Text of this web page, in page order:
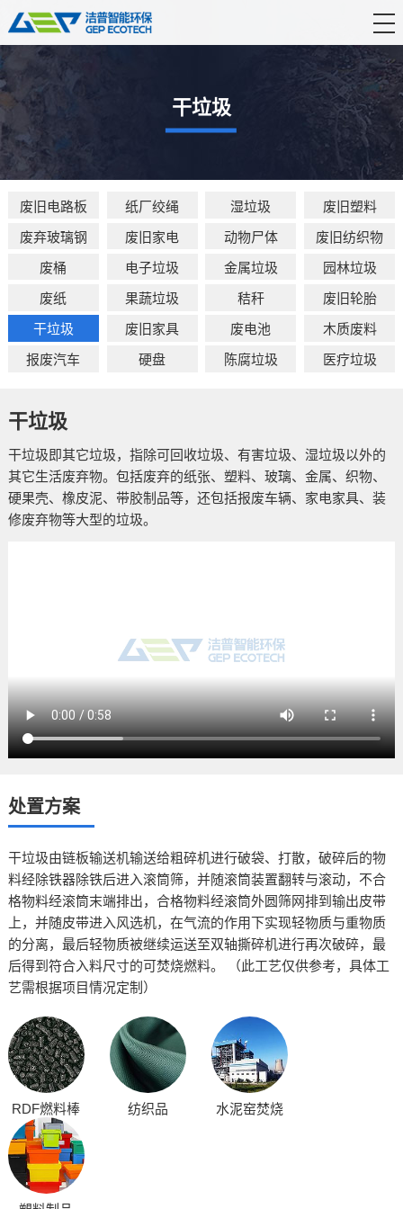
产品中心
解决方案
新闻资讯
联系我们
干垃圾
废旧电路板 纸厂绞绳 湿垃圾 废旧塑料
废弃玻璃钢 废旧家电 动物尸体 废旧纺织物
废桶 电子垃圾 金属垃圾 园林垃圾
废纸 果蔬垃圾 秸秆 废旧轮胎
干垃圾 废旧家具 废电池 木质废料
报废汽车 硬盘 陈腐垃圾 医疗垃圾
干垃圾
干垃圾即其它垃圾，指除可回收垃圾、有害垃圾、湿垃圾以外的
其它生活废弃物。包括废弃的纸张、塑料、玻璃、金属、织物、
硬果壳、橡皮泥、带胶制品等，还包括报废车辆、家电家具、装
修废弃物等大型的垃圾。
处置方案
干垃圾由链板输送机输送给粗碎机进行破袋、打散，破碎后的物
料经除铁器除铁后进入滚筒筛，并随滚筒装置翻转与滚动，不合
格物料经滚筒末端排出，合格物料经滚筒外圆筛网排到输出皮带
上，并随皮带进入风选机，在气流的作用下实现轻物质与重物质
的分离，最后轻物质被继续运送至双轴撕碎机进行再次破碎，最
后得到符合入料尺寸的可焚烧燃料。 （此工艺仅供参考，具体工
艺需根据项目情况定制）
RDF燃料棒 纺织品 水泥窑焚烧